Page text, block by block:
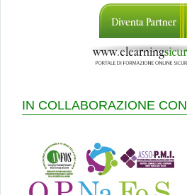
IN COLLABORAZIONE CON